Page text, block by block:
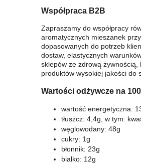
Współpraca B2B
Zapraszamy do współpracy
aromatycznych mieszanek
dopasowanych do potrzeb
dostaw, elastycznych
sklepów ze zdrową
produktów wysokiej jakości do
Wartości odżywcze na
wartość energetyczna:
tłuszcz: 4,4g, w tym:
węglowodany: 48g
cukry: 1g
błonnik: 23g
białko: 12g